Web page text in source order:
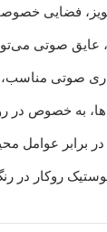
فضایی
عایق صوتی
صوتی مناسب،
به خصوص در
برابر عوامل
روکار در